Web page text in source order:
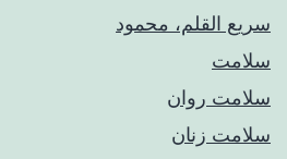
سریع القلم، محمود
سلامت
سلامت روان
سلامت زنان